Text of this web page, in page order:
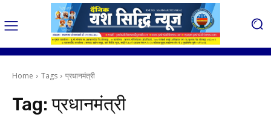
Home Tags प्रधानमंत्री
Tag:प्रधानमंत्री